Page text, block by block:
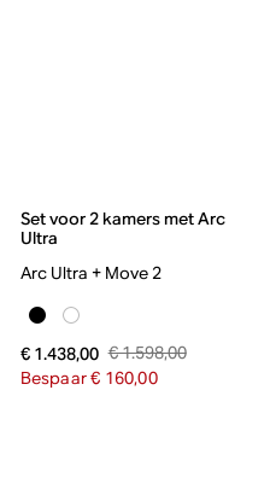
Set voor 2 kamers met Arc
Ultra
Arc Ultra + Move 2
€ 1.438,00 € 1.598,00
Bespaar € 160,00